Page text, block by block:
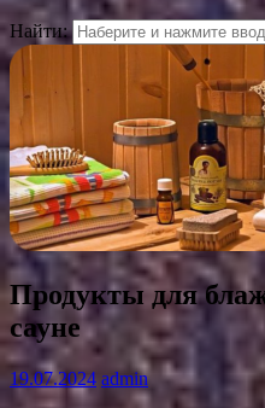
Найти:
Продукты для
сауне
19.07.2024 admin